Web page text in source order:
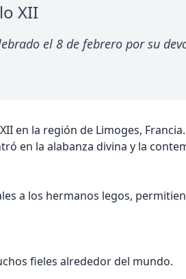
XII
el 8 de febrero por su
en la región de Limoges,
en la alabanza divina y la
a los hermanos legos,
fieles alrededor del mundo.